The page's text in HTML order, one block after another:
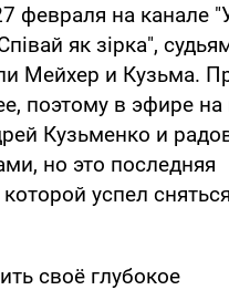
февраля на канале
як зірка",
Мейхер и Кузьма.
поэтому в эфире на
Кузьменко и
но это последняя
успел сняться
своё глубокое